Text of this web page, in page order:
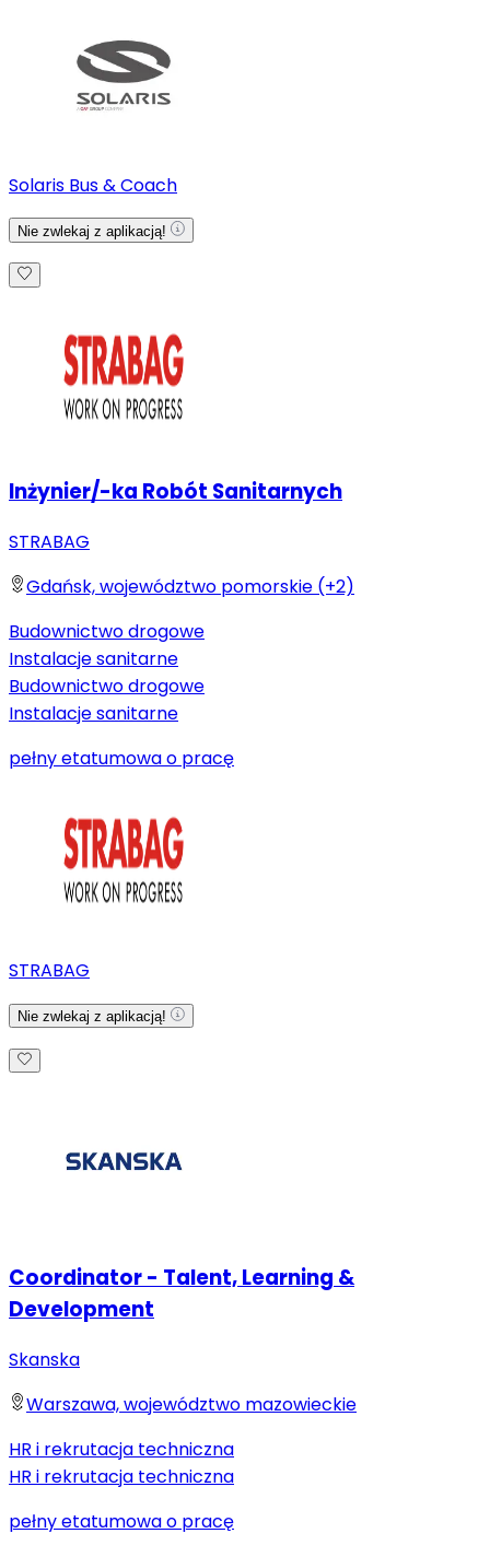
Solaris Bus & Coach
Nie zwlekaj z aplikacją!
Inżynier/-ka Robót Sanitarnych
STRABAG
Gdańsk, województwo pomorskie (+2)
Budownictwo drogowe
Instalacje sanitarne
Budownictwo drogowe
Instalacje sanitarne
pełny etatumowa o pracę
STRABAG
Nie zwlekaj z aplikacją!
Coordinator - Talent, Learning &
Development
Skanska
Warszawa, województwo mazowieckie
HR i rekrutacja techniczna
HR i rekrutacja techniczna
pełny etatumowa o pracę